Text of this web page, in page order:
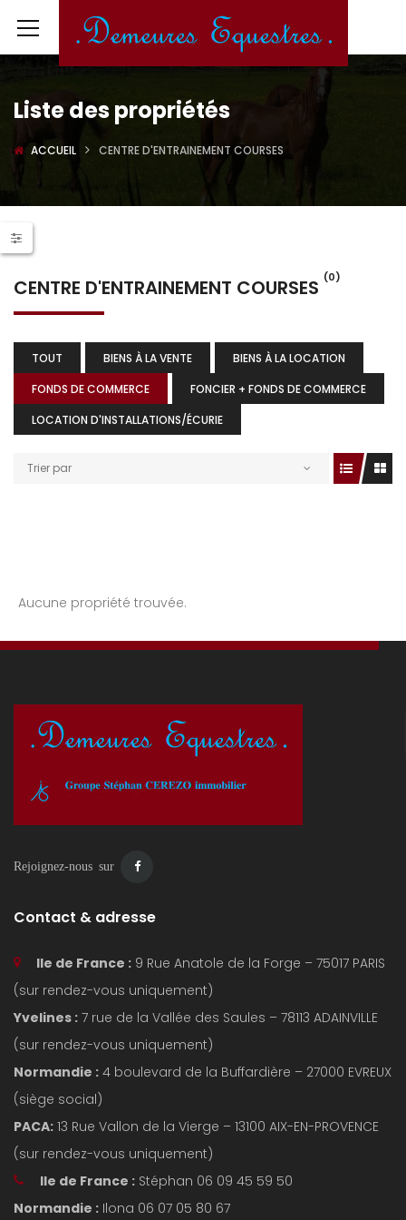
Liste des propriétés
ACCUEIL CENTRE D'ENTRAINEMENT COURSES
CENTRE D'ENTRAINEMENT COURSES (0)
TOUT BIENS À LA VENTE
BIENS À LA LOCATION
FONDS DE COMMERCE
FONCIER + FONDS DE COMMERCE
LOCATION D'INSTALLATIONS/ÉCURIE
Trier par
Aucune propriété trouvée.
Rejoignez-nous sur
Contact & adresse
Ile de France : 9 Rue Anatole de la Forge – 75017 PARIS
(sur rendez-vous uniquement)
Yvelines : 7 rue de la Vallée des Saules – 78113 ADAINVILLE
(sur rendez-vous uniquement)
Normandie : 4 boulevard de la Buffardière – 27000 EVREUX
(siège social)
PACA: 13 Rue Vallon de la Vierge – 13100 AIX-EN-PROVENCE
(sur rendez-vous uniquement)
Ile de France : Stéphan 06 09 45 59 50
Normandie : Ilona 06 07 05 80 67